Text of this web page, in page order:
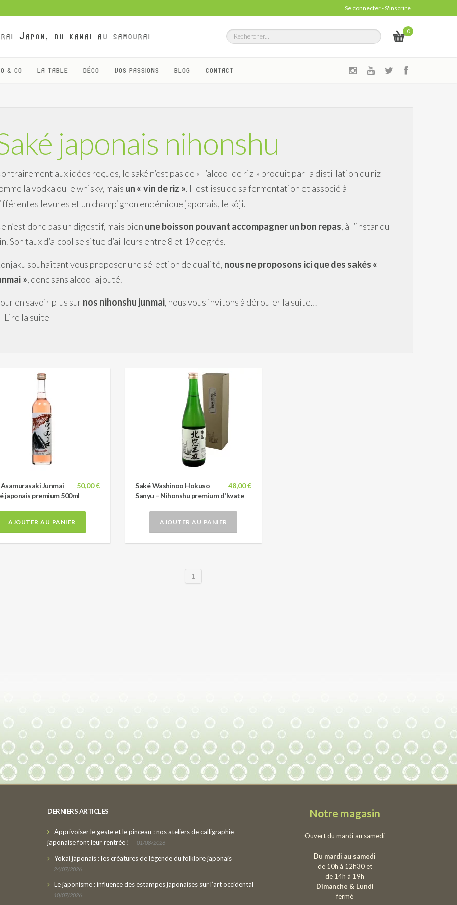
Se connecter-S'inscrire
Japon, du kawai au samourai 0
& CO LA TABLE DÉCO VOS PASSIONS BLOG CONTACT
japonais nihonshu
aux idées reçues, le saké n’est pas de « l’alcool de riz » produit par la distillation du riz
la vodka ou le whisky, mais un « vin de riz ». Il est issu de sa fermentation et associé à
levures et un champignon endémique japonais, le kôji.
n’est donc pas un digestif, mais bien une boisson pouvant accompagner un bon repas, à l’instar du
Son taux d’alcool se situe d’ailleurs entre 8 et 19 degrés.
souhaitant vous proposer une sélection de qualité, nous ne proposons ici que des sakés «
», donc sans alcool ajouté.
en savoir plus surnos nihonshu junmai, nous vous invitons à dérouler la suite…
Lire la suite
50,00 €
Junmai
japonais premium 500ml
AJOUTER AU PANIER
48,00 €
Saké Washinoo Hokuso
Sanyu – Nihonshu premium d'Iwate
AJOUTER AU PANIER
1
DERNIERS ARTICLES
Apprivoiser le geste et le pinceau : nos ateliers de calligraphie
japonaise font leur rentrée !
01/08/2026
Yokai japonais : les créatures de légende du folklore japonais
24/07/2026
Le japonisme : influence des estampes japonaises sur l’art occidental
10/07/2026
Notre magasin
Ouvert du mardi au samedi
Du mardi au samedi
de 10h à 12h30 et
de 14h à 19h
Dimanche & Lundi
fermé